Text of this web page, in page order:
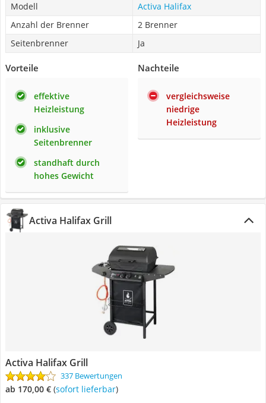
Modell
Activa Halifax
Anzahl der Brenner
2 Brenner
Seitenbrenner
Ja
Vorteile
effektive
Heizleistung
inklusive
Seitenbrenner
standhaft durch
hohes Gewicht
Nachteile
vergleichsweise
niedrige
Heizleistung
Activa Halifax Grill
Activa Halifax Grill
337 Bewertungen
ab 170,00 € ( Sofort lieferbar)